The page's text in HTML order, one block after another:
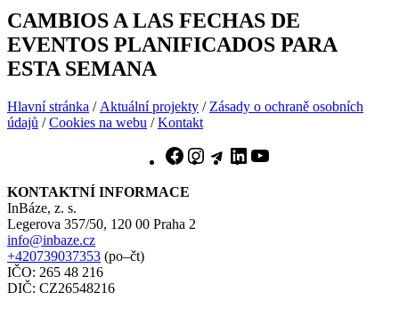
CAMBIOS A LAS FECHAS DE
EVENTOS PLANIFICADOS PARA
ESTA SEMANA
Hlavní stránka / Aktuální projekty / Zásady o ochraně osobních
údajů /Cookies na webu /Kontakt
Facebook
Instagram
TelegramLinkedIn
KONTAKTNÍ INFORMACE
InBáze, z. s.
Legerova 357/50, 120 00 Praha 2
info@inbaze.cz
+420739037353 (po–čt)
IČO: 265 48 216
DIČ: CZ26548216